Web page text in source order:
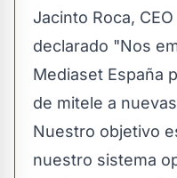
Jacinto Roca,
declarado "Nos
Mediaset España
de mitele a
Nuestro objetivo
nuestro sistema